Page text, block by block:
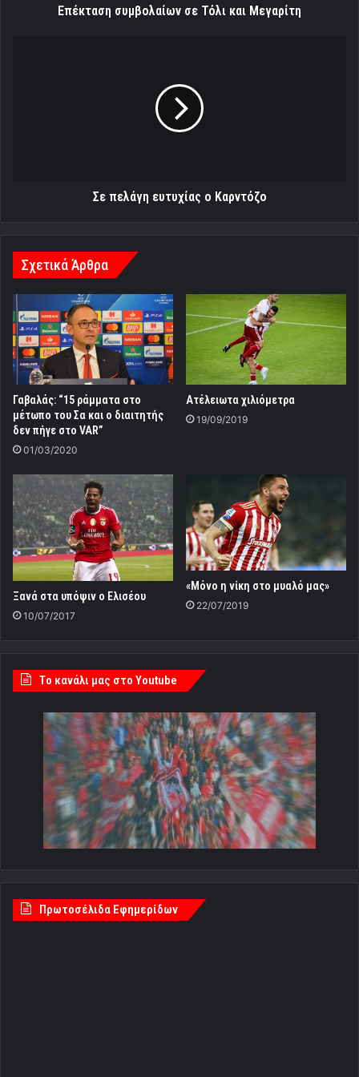
Επέκταση συμβολαίων σε Τόλι και Μεγαρίτη
Σε πελάγη ευτυχίας ο Καρντόζο
Σχετικά Άρθρα
Γαβαλάς: “15 ράμματα στο
μέτωπο του Σα και ο διαιτητής
δεν πήγε στο VAR”
01/03/2020
Ατέλειωτα χιλιόμετρα
19/09/2019
Ξανά στα υπόψιν ο Ελισέου
10/07/2017
«Μόνο η νίκη στο μυαλό μας»
22/07/2019
Tο κανάλι μας στο Youtube
Πρωτοσέλιδα Εφημερίδων